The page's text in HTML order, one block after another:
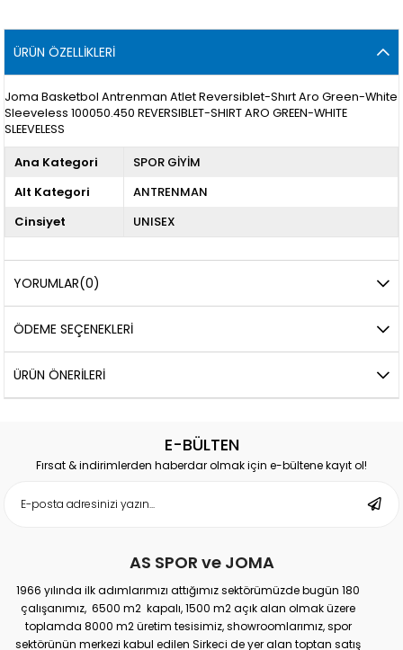
ÜRÜN ÖZELLIKLERI
Joma Basketbol Antrenman Atlet Reversiblet-Shırt Aro Green-White
Sleeveless 100050.450 REVERSIBLET-SHIRT ARO GREEN-WHITE
SLEEVELESS
Ana Kategori
SPOR GİYİM
Alt Kategori
ANTRENMAN
Cinsiyet
UNISEX
YORUMLAR(0)
ÖDEME SEÇENEKLERI
ÜRÜN ÖNERILERI
E-BÜLTEN
Fırsat & indirimlerden haberdar olmak için e-bültene kayıt ol!
AS SPOR ve JOMA
1966 yılında ilk adımlarımızı attığımız sektörümüzde bugün 180
çalışanımız, 6500 m2 kapalı, 1500 m2 açık alan olmak üzere
toplamda 8000 m2 üretim tesisimiz, showroomlarımız, spor
sektörünün merkezi kabul edilen Sirkeci de yer alan toptan satış